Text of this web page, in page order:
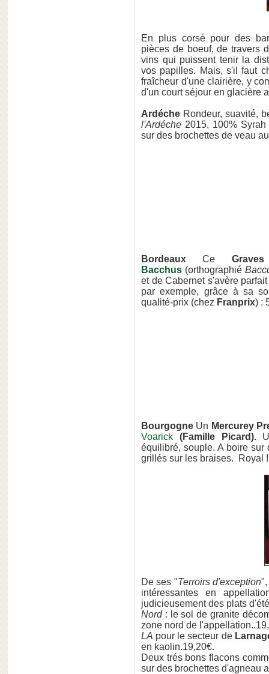
En plus corsé pour des
pièces de boeuf, de travers
vins qui puissent tenir la
vos papilles. Mais, s'il faut
fraîcheur d'une clairière, y
d'un court séjour en glacière
Ardéche Rondeur, suavité,
l'Ardéche 2015, 100%
sur des brochettes de veau
BordeauxCe
Bacchus (orthographié
et de Cabernet s'avère
par exemple, grâce à sa
qualité-prix (chez Franprix) :
Bourgogne Un Mercurey
Voarick (Famille Picard).
équilibré, souple. A boire
grillés sur les braises. Royal
De ses "Terroirs d'exception
intéressantes en
judicieusement des plats
Nord: le sol de granite
zone nord de
LA pour le secteur de
en kaolin.19,20€.
Deux trés bons flacons
sur des brochettes d'agneau